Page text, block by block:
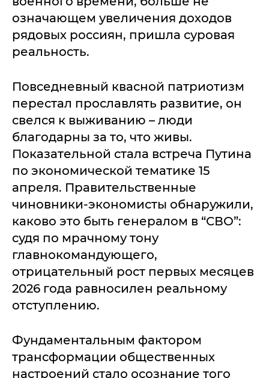
означающем увеличения доходов
рядовых россиян, пришла суровая
реальность.
Повседневный квасной патриотизм
перестал прославлять развитие, он
свелся к выживанию – люди
благодарны за то, что живы.
Показательной стала встреча Путина
по экономической тематике 15
апреля. Правительственные
чиновники-экономисты обнаружили,
каково это быть генералом в “СВО”:
судя по мрачному тону
главнокомандующего,
отрицательный рост первых месяцев
2026 года равносилен реальному
отступлению.
Фундаментальным фактором
трансформации общественных
настроений стало осознание того